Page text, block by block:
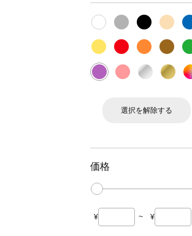
選択を解除する
価格
¥ ~ ¥